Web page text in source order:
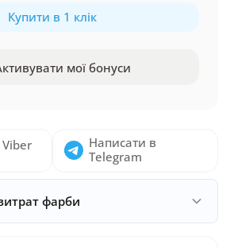
Купити в 1 клік
мої бонуси
Написати в
Telegram
фарби